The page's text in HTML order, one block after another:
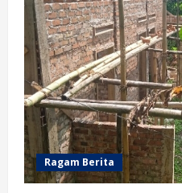
Ragam Berita